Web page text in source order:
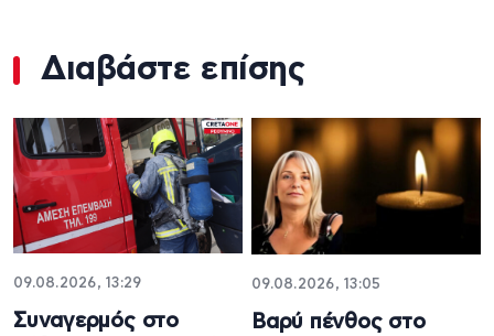
Διαβάστε επίσης
09.08.2026, 13:29
Συναγερμός στο
09.08.2026, 13:05
Βαρύ πένθος στο